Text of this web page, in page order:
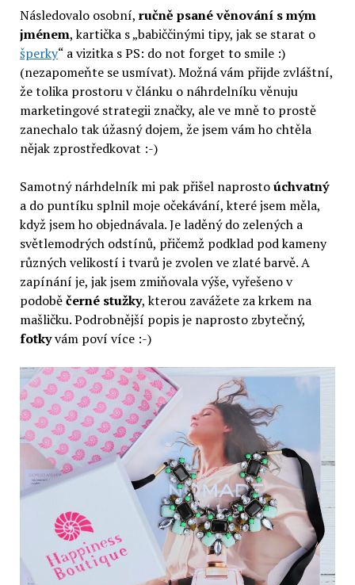
Následovalo osobní, ručně psané věnování s mým
jménem, kartička s „babiččinými tipy, jak se starat o
šperky“ a vizitka s PS: do not forget to smile :)
(nezapomeňte se usmívat). Možná vám přijde zvláštní,
že tolika prostoru v článku o náhrdelníku věnuju
marketingové strategii značky, ale ve mně to prostě
zanechalo tak úžasný dojem, že jsem vám ho chtěla
nějak zprostředkovat :-)
Samotný nárhdelník mi pak přišel naprostoúchvatný
a do puntíku splnil moje očekávání, které jsem měla,
když jsem ho objednávala. Je laděný do zelených a
světlemodrých odstínů, přičemž podklad pod kameny
různých velikostí i tvarů je zvolen ve zlaté barvě. A
zapínání je, jak jsem zmiňovala výše, vyřešeno v
podoběčerné stužky, kterou zavážete za krkem na
mašličku. Podrobnější popis je naprosto zbytečný,
fotkyvám poví více :-)